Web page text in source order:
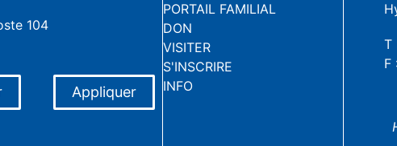
104
Appliquer
PORTAIL FAMILIAL
DON
VISITER
S'INSCRIRE
INFO
T
F